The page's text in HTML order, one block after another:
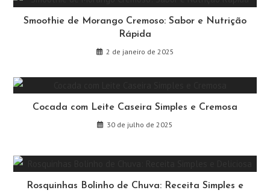
Smoothie de Morango Cremoso: Sabor e Nutrição
Rápida
2 de janeiro de 2025
Cocada com Leite Caseira Simples e Cremosa
30 de julho de 2025
Rosquinhas Bolinho de Chuva: Receita Simples e